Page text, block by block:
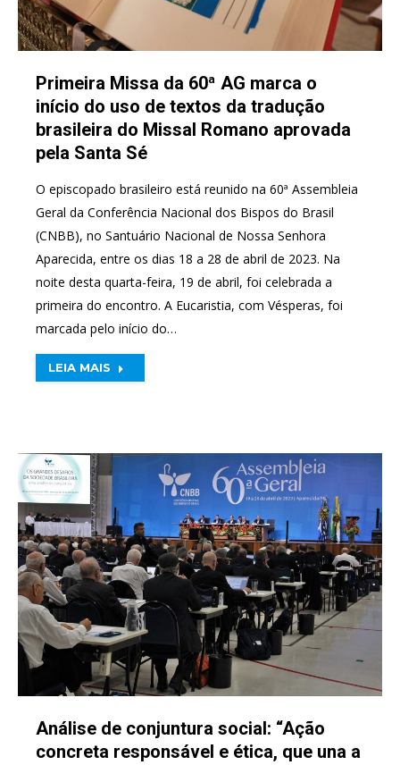
Primeira Missa da 60ª AG marca o
início do uso de textos da tradução
brasileira do Missal Romano aprovada
pela Santa Sé
O episcopado brasileiro está reunido na 60ª Assembleia
Geral da Conferência Nacional dos Bispos do Brasil
(CNBB), no Santuário Nacional de Nossa Senhora
Aparecida, entre os dias 18 a 28 de abril de 2023. Na
noite desta quarta-feira, 19 de abril, foi celebrada a
primeira do encontro. A Eucaristia, com Vésperas, foi
marcada pelo início do…
LEIA MAIS
Análise de conjuntura social: “Ação
concreta responsável e ética, que una a